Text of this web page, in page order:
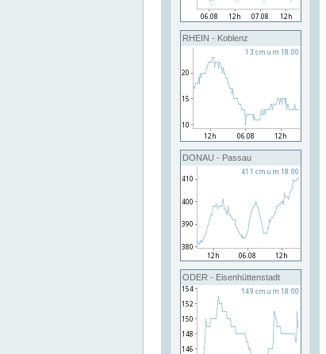
RHEIN - Koblenz
DONAU - Passau
ODER - Eisenhüttenstadt